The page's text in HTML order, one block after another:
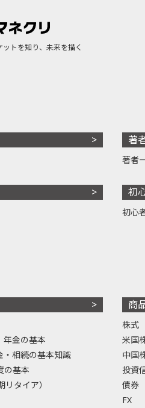
トを知り、未来を描く
著
著者
初
初心
年金の基本
・相続の基本知識
の基本
タイア）
商
株式
米国
中国
投資
債券
FX